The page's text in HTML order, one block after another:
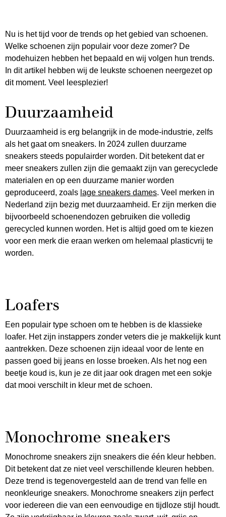
Nu is het tijd voor de trends op het gebied van schoenen.
Welke schoenen zijn populair voor deze zomer? De
modehuizen hebben het bepaald en wij volgen hun trends.
In dit artikel hebben wij de leukste schoenen neergezet op
dit moment. Veel leesplezier!
Duurzaamheid
Duurzaamheid is erg belangrijk in de mode-industrie, zelfs
als het gaat om sneakers. In 2024 zullen duurzame
sneakers steeds populairder worden. Dit betekent dat er
meer sneakers zullen zijn die gemaakt zijn van gerecyclede
materialen en op een duurzame manier worden
geproduceerd, zoals lage sneakers dames. Veel merken in
Nederland zijn bezig met duurzaamheid. Er zijn merken die
bijvoorbeeld schoenendozen gebruiken die volledig
gerecycled kunnen worden. Het is altijd goed om te kiezen
voor een merk die eraan werken om helemaal plasticvrij te
worden.
Loafers
Een populair type schoen om te hebben is de klassieke
loafer. Het zijn instappers zonder veters die je makkelijk kunt
aantrekken. Deze schoenen zijn ideaal voor de lente en
passen goed bij jeans en losse broeken. Als het nog een
beetje koud is, kun je ze dit jaar ook dragen met een sokje
dat mooi verschilt in kleur met de schoen.
Monochrome sneakers
Monochrome sneakers zijn sneakers die één kleur hebben.
Dit betekent dat ze niet veel verschillende kleuren hebben.
Deze trend is tegenovergesteld aan de trend van felle en
neonkleurige sneakers. Monochrome sneakers zijn perfect
voor iedereen die van een eenvoudige en tijdloze stijl houdt.